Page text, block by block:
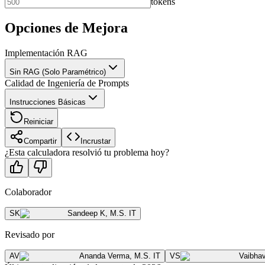
Opciones de Mejora
Implementación RAG
Sin RAG (Solo Paramétrico)
Calidad de Ingeniería de Prompts
Instrucciones Básicas
Reiniciar
Compartir Incrustar
¿Esta calculadora resolvió tu problema hoy?
Colaborador
SK Sandeep K, M.S. IT
Revisado por
AV Ananda Verma, M.S. IT VS